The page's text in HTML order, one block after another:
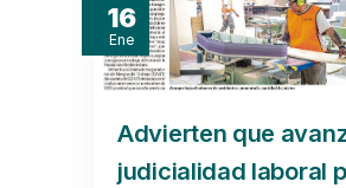
16
Ene
Advierten que
judicialidad laboral